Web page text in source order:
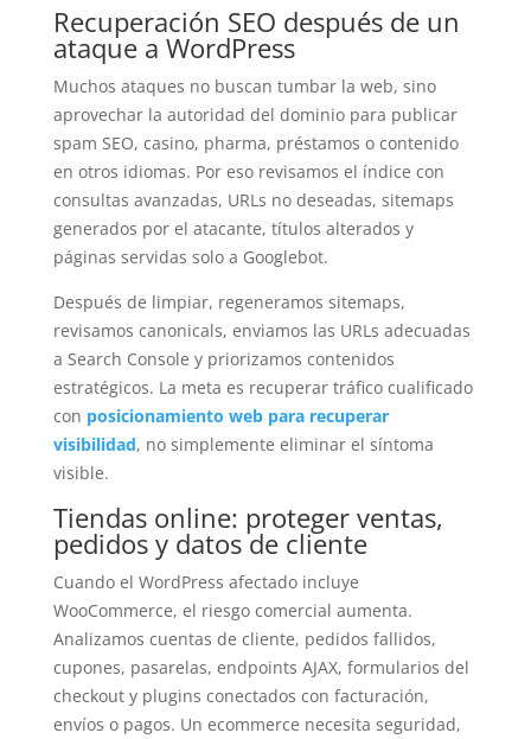
Recuperación SEO después de un
ataque a WordPress
Muchos ataques no buscan tumbar la web, sino
aprovechar la autoridad del dominio para publicar
spam SEO, casino, pharma, préstamos o contenido
en otros idiomas. Por eso revisamos el índice con
consultas avanzadas, URLs no deseadas, sitemaps
generados por el atacante, títulos alterados y
páginas servidas solo a Googlebot.
Después de limpiar, regeneramos sitemaps,
revisamos canonicals, enviamos las URLs adecuadas
a Search Console y priorizamos contenidos
estratégicos. La meta es recuperar tráfico cualificado
con posicionamiento web para recuperar
visibilidad, no simplemente eliminar el síntoma
visible.
Tiendas online: proteger ventas,
pedidos y datos de cliente
Cuando el WordPress afectado incluye
WooCommerce, el riesgo comercial aumenta.
Analizamos cuentas de cliente, pedidos fallidos,
cupones, pasarelas, endpoints AJAX, formularios del
checkout y plugins conectados con facturación,
envíos o pagos. Un ecommerce necesita seguridad,